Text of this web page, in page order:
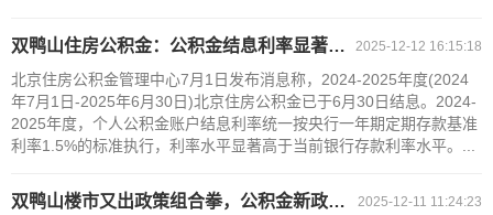
2025-12-12 16:15:18
双鸭山住房公积金：公积金结息利率显著高于当前银行存款利率水平
北京住房公积金管理中心7月1日发布消息称，2024-2025年度(2024
年7月1日-2025年6月30日)北京住房公积金已于6月30日结息。2024-
2025年度，个人公积金账户结息利率统一按央行一年期定期存款基准
利率1.5%的标准执行，利率水平显著高于当前银行存款利率水平。...
2025-12-11 11:24:23
双鸭山楼市又出政策组合拳，公积金新政能省多少钱？